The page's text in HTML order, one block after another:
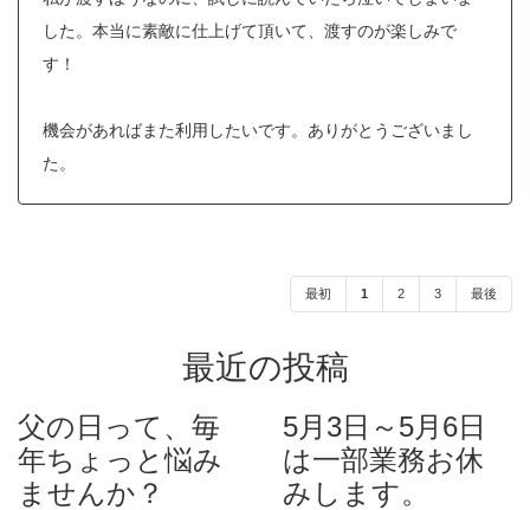
した。本当に素敵に仕上げて頂いて、渡すのが楽しみで
す！
機会があればまた利用したいです。ありがとうございまし
た。
最初 1 2 3 最後
最近の投稿
父の日って、毎
年ちょっと悩み
ませんか？
5月3日～5月6日
は一部業務お休
みします。